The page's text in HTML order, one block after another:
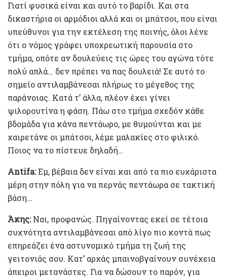
Γιατί φυσικά είναι και αυτό το βαρίδι. Και στα
δικαστήρια οι αρμόδιοι αλλά και οι μπάτσοι, που είναι
υπεύθυνοι για την εκτέλεση της ποινής, όλοι λένε
ότι ο νόμος γράφει υποχρεωτική παρουσία στο
τμήμα, οπότε αν δουλεύεις τις ώρες του αγώνα τότε
πολύ απλά… δεν πρέπει να πας δουλειά! Σε αυτό το
σημείο αντιλαμβάνεσαι πλήρως το μέγεθος της
παράνοιας. Κατά τ’ άλλα, πλέον έχει γίνει
ψιλορουτίνα η φάση. Πάω στο τμήμα σχεδόν κάθε
βδομάδα για κάνα πεντάωρο, με θυμούνται και με
χαιρετάνε οι μπάτσοι, λέμε μαλακίες στο φιλικό.
Ποιος να το πίστευε δηλαδή…
Αntifa:Εμ, βέβαια δεν είναι και από τα πιο ευχάριστα
μέρη στην πόλη για να περνάς πεντάωρα σε τακτική
βάση…
Άκης:Ναι, προφανώς. Πηγαίνοντας εκεί σε τέτοια
συχνότητα αντιλαμβάνεσαι από λίγο πιο κοντά πως
επηρεάζει ένα αστυνομικό τμήμα τη ζωή της
γειτονιάς σου. Κατ’ αρχάς μπαινοβγαίνουν συνέχεια
άπειροι μετανάστες. Για να δώσουν το παρόν, για